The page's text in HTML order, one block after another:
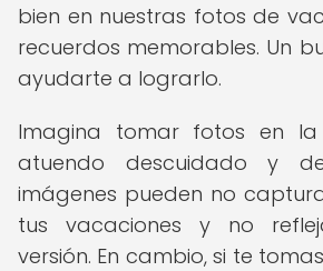
bien en nuestras fotos de
recuerdos memorables. Un
ayudarte a lograrlo.
Imagina tomar fotos en
atuendo descuidado y
imágenes pueden no
tus vacaciones y no
versión. En cambio, si te